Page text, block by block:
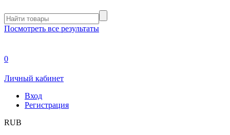
Посмотреть все результаты
0
Личный кабинет
Вход
Регистрация
RUB